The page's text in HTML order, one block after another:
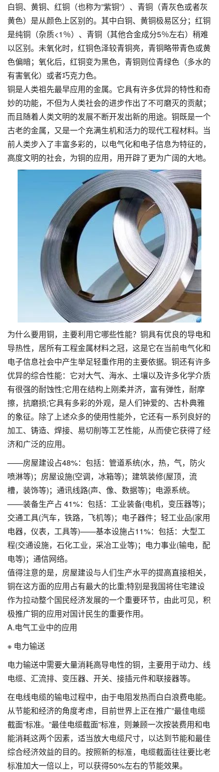
白铜、黄铜、红铜（也称为”紫铜”）、青铜（青灰色或者灰
黄色）是从颜色上区别的。其中白铜、黄铜极易区分；红铜
是纯铜（杂质<1％）、青铜（其他合金成分5％左右）稍难
以区别。未氧化时，红铜色泽较青铜亮，青铜略带青色或黄
色偏暗；氧化后，红铜变为黑色，青铜则位青绿色（多水的
有害氧化）或者巧克力色。
铜是人类祖先最早应用的金属。它具有许多优异的特性和奇
妙的功能，不但为人类社会的进步作出了不可磨灭的贡献；
而且随着人类文明的发展不断开发出新的用途。铜既是一个
古老的金属，又是一个充满生机和活力的现代工程材料。当
前人类步入了丰富多彩的，以电气化和电子信息为特征的，
高度文明的社会，为铜的应用，用开辟了更为广阔的大地。
为什么要用铜，主要利用它哪些性能？铜具有优良的导电和
导热性，居所有工程金属材料之冠，这是它在当前电气化和
电子信息社会中产生举足轻重作用的主要依据。铜还有许多
优异的综合性能：它对大气、海水、土壤以及许多化学介质
有很强的耐蚀性;它用在结构上刚柔并济，富有弹性，耐摩
擦，抗磨损;它具有多彩的外观，是人们钟爱的、古朴典雅
的象征。除了上述众多的使用性能外，它还有一系列良好的
加工、铸造、焊接、易切削等工艺性能，从而使它获得了经
济和广泛的应用。
——房屋建设占48%：包括：管道系统(水，热，气，防火
喷淋等)；房屋设施(空调，冰箱等)；建筑装修(屋顶，流
槽，装饰等)；通讯线路(声、像、数据等)；电源系统。
——装备生产占 41%：包括：工业装备(电机，变压器等)；
交通工具(汽车，铁路，飞机等)；电子器件；轻工业品(家用
电器，仪表，工具等)——基本设施占11%：包括：大型工
程(交通设施，石化工业，采冶工业等)；电力事业(输电，配
电等)；通信网络。
值得注意的是，房屋建设与人们生产水平的提高直接相关，
铜在这方面的应用占有最大的比重;特别是我国将住宅建设
作为拉动整个国民经济发展的一个重要环节，由此可见，积
极推广铜的应用对国计民生的重要作用。
A.电气工业中的应用
※ 电力输送
电力输送中需要大量消耗高导电性的铜，主要用于动力、线
电缆、汇流排、变压器、开关、接插元件和联接器等。
在电线电缆的输电过程中，由于电阻发热而白白浪费电能。
从节能和经济的角度考虑，目前世界上正在推广”最佳电缆
截面”标准。”最佳电缆截面”标准，则兼顾一次按装费用和电
能消耗这两个因素，适当放大电缆尺寸，以达到节能和最佳
综合经济效益的目的。按照新的标准，电缆截面往往要比老
标准加大一倍以上，可以获得50%左右的节能效果。